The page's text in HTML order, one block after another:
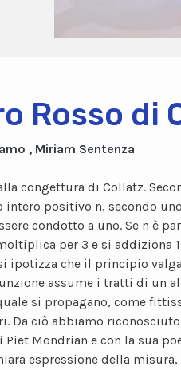
Rosso di
, Miriam Sentenza
congettura di Collatz.
intero positivo n, secondo
condotto a uno. Se n è
per 3 e si addiziona
ipotizza che il principio
assume i tratti di un
si propagano, come
Da ciò abbiamo riconosciuto
Piet Mondrian e con la sua
espressione della misura,